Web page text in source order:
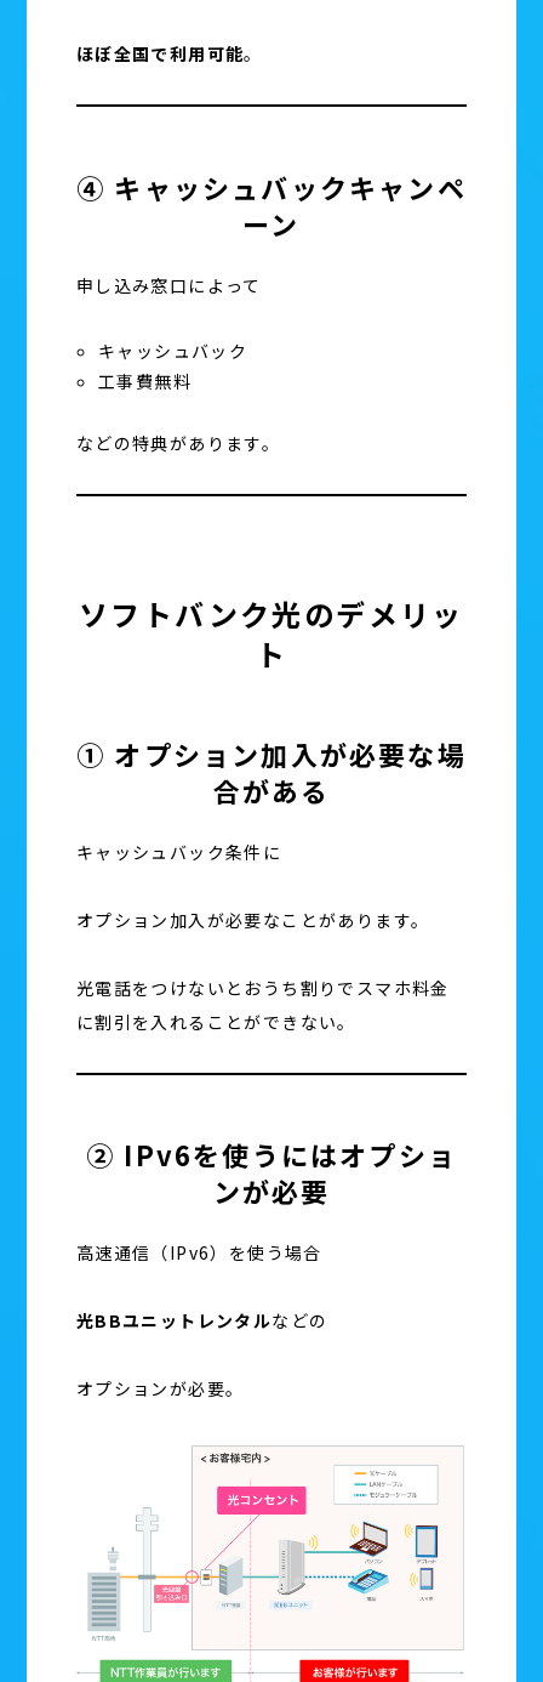
ほぼ全国で利用可能。
④ キャッシュバックキャンペ
ーン
申し込み窓口によって
キャッシュバック
工事費無料
などの特典があります。
ソフトバンク光のデメリッ
ト
① オプション加入が必要な場
合がある
キャッシュバック条件に
オプション加入が必要なことがあります。
光電話をつけないとおうち割りでスマホ料金
に割引を入れることができない。
② IPv6を使うにはオプショ
ンが必要
高速通信（IPv6）を使う場合
光BBユニットレンタルなどの
オプションが必要。